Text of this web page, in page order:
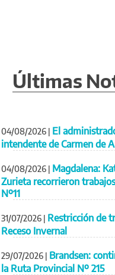
Últimas
04/08/2026 | El
intendente de Carmen de
04/08/2026 | Magdalena:
Zurieta recorrieron
Nº11
31/07/2026 | Restricción de
Receso Invernal
29/07/2026 | Brandsen:
la Ruta Provincial Nº 215